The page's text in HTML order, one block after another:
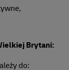
Brytani:
do: